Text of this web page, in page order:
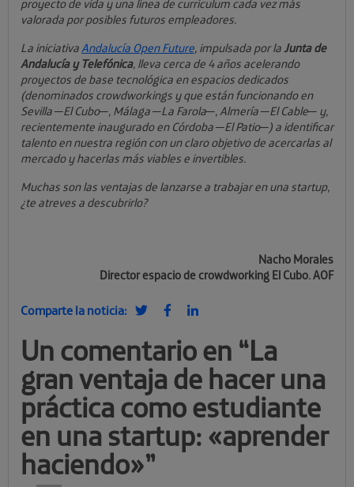
proyecto de vida y una línea de currículum cada vez más
valorada por posibles futuros empleadores.
La iniciativaAndalucía Open Future, impulsada por laJunta de
Andalucía y Telefónica, lleva cerca de 4 años acelerando
proyectos de base tecnológica en espacios dedicados
(denominados crowdworkings y que están funcionando en
Sevilla ─El Cubo─, Málaga ─La Farola─, Almería ─El Cable─ y,
recientemente inaugurado en Córdoba ─El Patio─) a identificar
talento en nuestra región con un claro objetivo de acercarlas al
mercado y hacerlas más viables e invertibles.
Muchas son las ventajas de lanzarse a trabajar en una startup,
¿te atreves a descubrirlo?
Nacho Morales
Director espacio de crowdworking El Cubo. AOF
Comparte la noticia:
Un comentario en “La
gran ventaja de hacer una
práctica como estudiante
en una startup: «aprender
haciendo»”